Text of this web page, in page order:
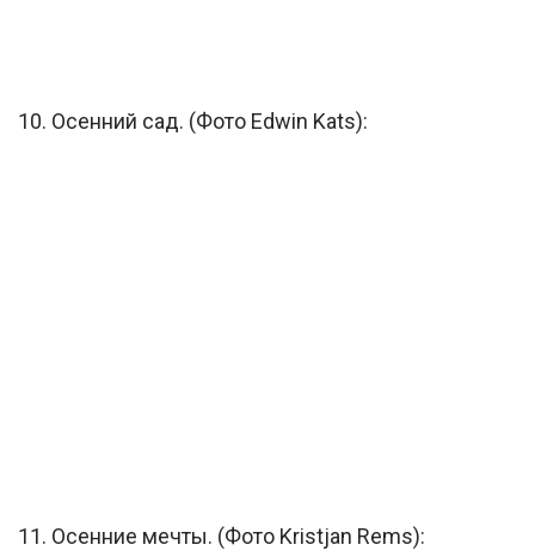
10. Осенний сад. (Фото Edwin Kats):
11. Осенние мечты. (Фото Kristjan Rems):